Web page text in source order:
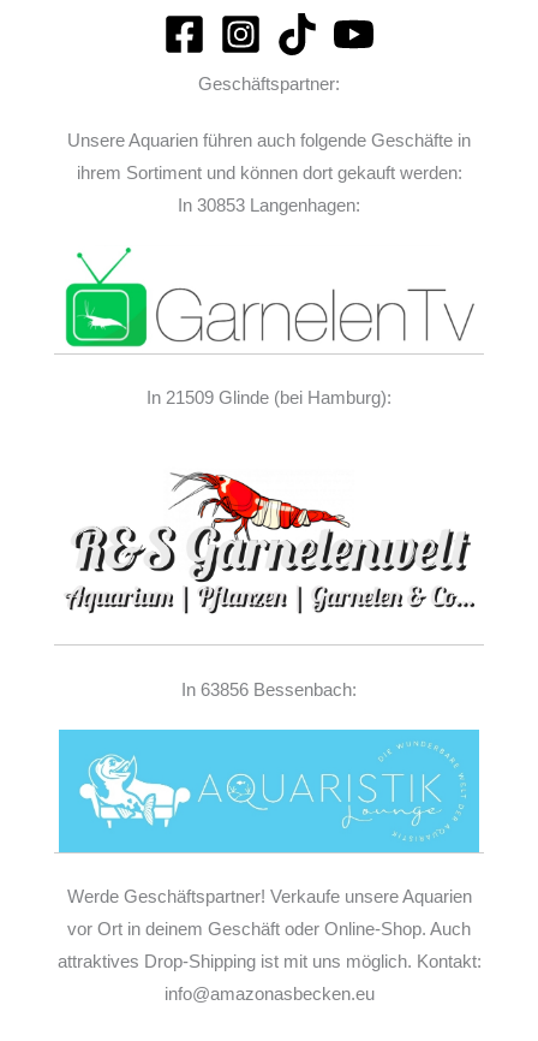
Geschäftspartner:
Unsere Aquarien führen auch folgende Geschäfte in
ihrem Sortiment und können dort gekauft werden:
In 30853 Langenhagen:
In 21509 Glinde (bei Hamburg):
In 63856 Bessenbach:
Werde Geschäftspartner! Verkaufe unsere Aquarien
vor Ort in deinem Geschäft oder Online-Shop. Auch
attraktives Drop-Shipping ist mit uns möglich. Kontakt:
info@amazonasbecken.eu